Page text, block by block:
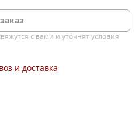
с вами и уточнят условия
и доставка